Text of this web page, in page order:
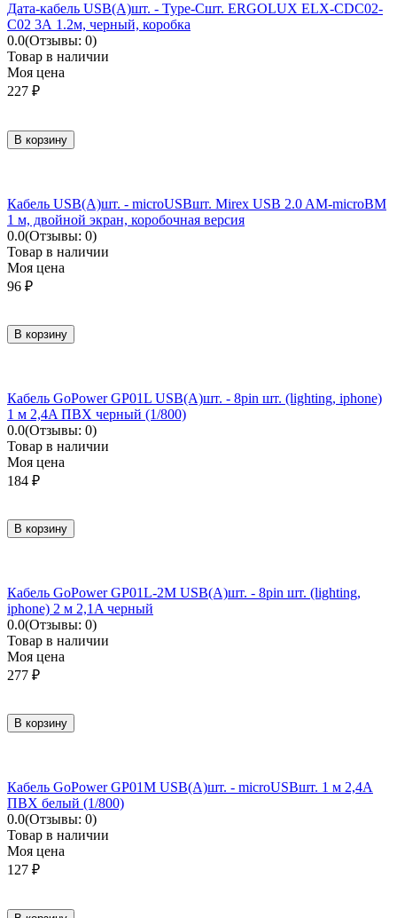
Дата-кабель USB(A)шт. - Type-Cшт. ERGOLUX ELX-CDC02-
C02 3А 1.2м, черный, коробка
0.0(Отзывы: 0)
Товар в наличии
Моя цена
227 ₽
В корзину
Кабель USB(A)шт. - microUSBшт. Mirex USB 2.0 AM-microBM
1 м, двойной экран, коробочная версия
0.0(Отзывы: 0)
Товар в наличии
Моя цена
96 ₽
В корзину
Кабель GoPower GP01L USB(A)шт. - 8pin шт. (lighting, iphone)
1 м 2,4A ПВХ черный (1/800)
0.0(Отзывы: 0)
Товар в наличии
Моя цена
184 ₽
В корзину
Кабель GoPower GP01L-2M USB(A)шт. - 8pin шт. (lighting,
iphone) 2 м 2,1A черный
0.0(Отзывы: 0)
Товар в наличии
Моя цена
277 ₽
В корзину
Кабель GoPower GP01M USB(A)шт. - microUSBшт. 1 м 2,4A
ПВХ белый (1/800)
0.0(Отзывы: 0)
Товар в наличии
Моя цена
127 ₽